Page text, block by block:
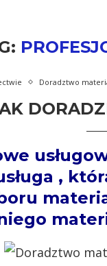
Doradztwo
,